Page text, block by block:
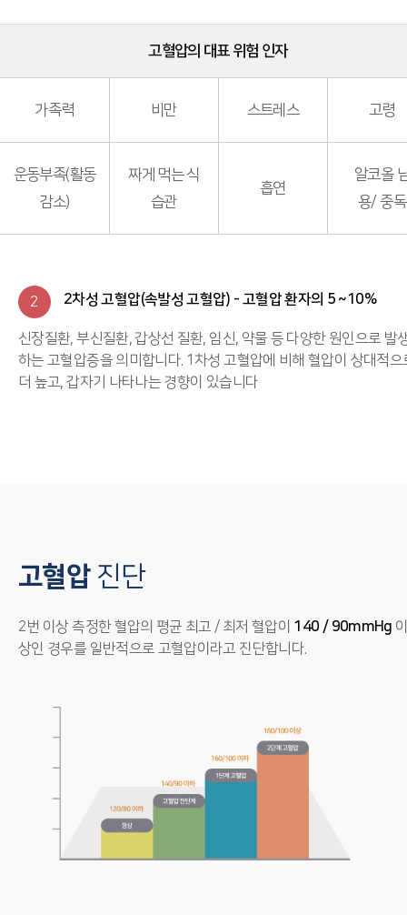
고혈압의 대표 위험 인자
가족력 비만 스트레스 고령
운동부족(활동
감소)
짜게 먹는 식
습관
흡연
알코올
용/ 중독
2 2차성 고혈압(속발성 고혈압) - 고혈압 환자의 5 ~10%
신장질환, 부신질환, 갑상선 질환, 임신, 약물 등 다양한 원인으로 발
하는 고혈압증을 의미합니다. 1차성 고혈압에 비해 혈압이 상대적으
더 높고, 갑자기 나타나는 경향이 있습니다
고혈압진단
2번 이상 측정한 혈압의 평균 최고 / 최저 혈압이 140 / 90mmHg
상인 경우를 일반적으로 고혈압이라고 진단합니다.